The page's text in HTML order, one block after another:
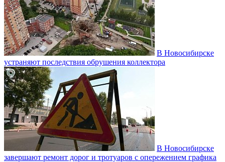
В Новосибирске
устраняют последствия обрушения коллектора
В Новосибирске
завершают ремонт дорог и тротуаров с опережением графика